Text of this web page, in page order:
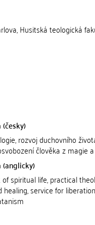
Husitská teologická
rozvoj duchovního
člověka z magie
(anglicky)
spiritual life, practical
healing, service for